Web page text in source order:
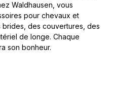
Waldhausen, vous
pour chevaux et
des couvertures, des
de longe. Chaque
son bonheur.